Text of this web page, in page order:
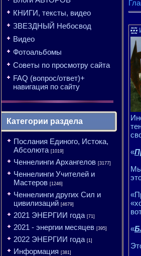
КНИГИ, тексты, видео
ЗВЕЗДНЫЙ Небосвод
Видео
Фотоальбомы
Советы по просмотру сайта
FAQ (вопрос/ответ)+
навигация по сайту
Категории раздела
Послания Единого, Истока,
Абсолюта [1019]
Ченнелинги Архангелов [3177]
Ченнелинги Учителей и
Мастеров [1246]
Ченнелинги других Сил и
цивилизаций [4679]
2021 ЭНЕРГИИ года [71]
2021 - энергии месяцев [395]
2022 ЭНЕРГИИ года [1]
Информация [381]
«
Мы
«